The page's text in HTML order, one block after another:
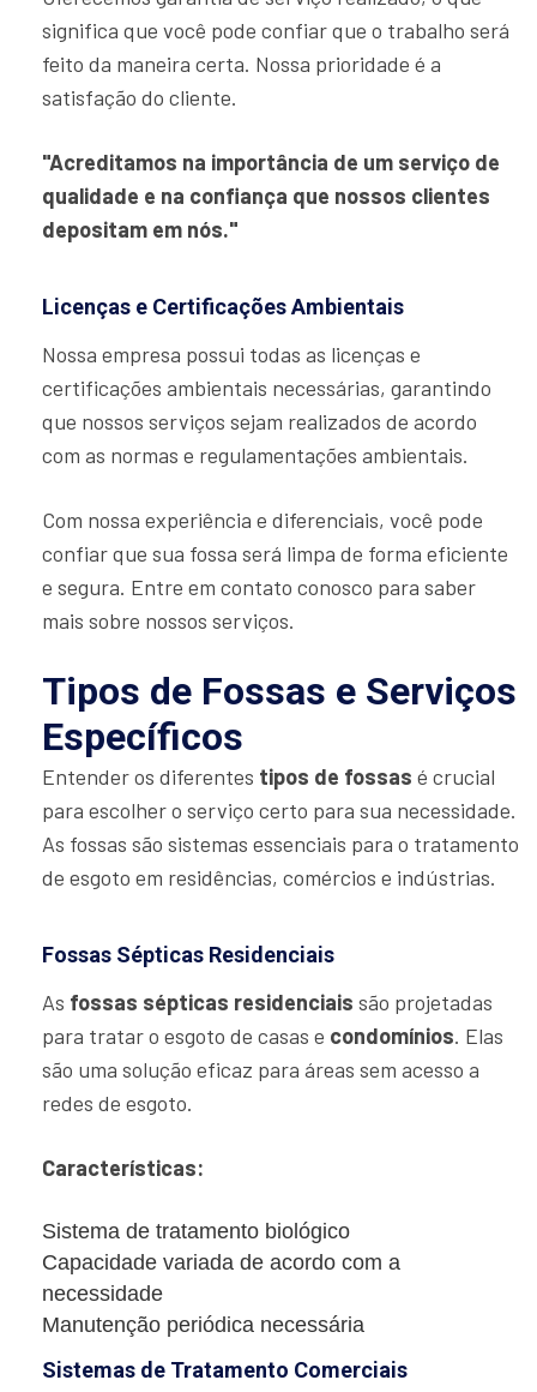
significa que você pode confiar que o trabalho será
feito da maneira certa. Nossa prioridade é a
satisfação do cliente.
"Acreditamos na importância de um serviço de
qualidade e na confiança que nossos clientes
depositam em nós."
Licenças e Certificações Ambientais
Nossa empresa possui todas as licenças e
certificações ambientais necessárias, garantindo
que nossos serviços sejam realizados de acordo
com as normas e regulamentações ambientais.
Com nossa experiência e diferenciais, você pode
confiar que sua fossa será limpa de forma eficiente
e segura. Entre em contato conosco para saber
mais sobre nossos serviços.
Tipos de Fossas e Serviços
Específicos
Entender os diferentes tipos de fossas é crucial
para escolher o serviço certo para sua necessidade.
As fossas são sistemas essenciais para o tratamento
de esgoto em residências, comércios e indústrias.
Fossas Sépticas Residenciais
As fossas sépticas residenciais são projetadas
para tratar o esgoto de casas e condomínios. Elas
são uma solução eficaz para áreas sem acesso a
redes de esgoto.
Características:
Sistema de tratamento biológico
Capacidade variada de acordo com a
necessidade
Manutenção periódica necessária
Sistemas de Tratamento Comerciais